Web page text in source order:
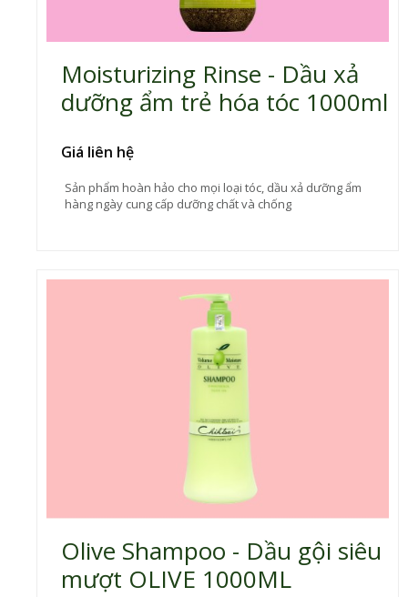
Moisturizing Rinse - Dầu xả
dưỡng ẩm trẻ hóa tóc 1000ml
Giá liên hệ
Sản phẩm hoàn hảo cho mọi loại tóc, dầu xả dưỡng ẩm
hàng ngày cung cấp dưỡng chất và chống
Olive Shampoo - Dầu gội siêu
mượt OLIVE 1000ML